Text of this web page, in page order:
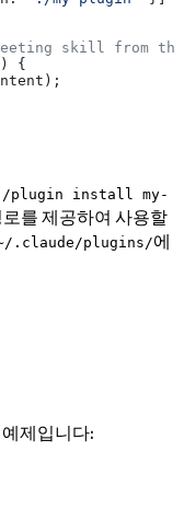
skill from
) {
);
/plugin install my-
를 제공하여 사용할
.claude/plugins/에
제입니다: